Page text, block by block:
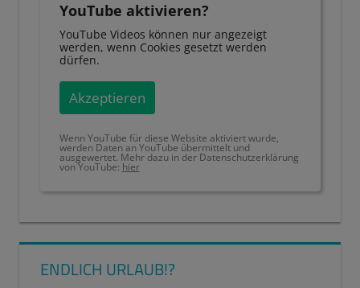
YouTube aktivieren?
YouTube Videos können nur angezeigt
werden, wenn Cookies gesetzt werden
dürfen.
Akzeptieren
Wenn YouTube für diese Website aktiviert wurde,
werden Daten an YouTube übermittelt und
ausgewertet. Mehr dazu in der Datenschutzerklärung
von YouTube: hier
SCHREIBEN
ENDLICH URLAUB!?